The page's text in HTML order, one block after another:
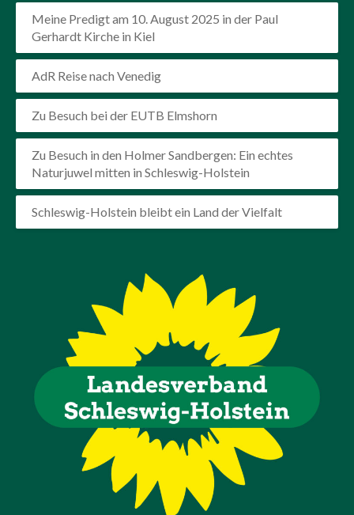
Meine Predigt am 10. August 2025 in der Paul
Gerhardt Kirche in Kiel
AdR Reise nach Venedig
Zu Besuch bei der EUTB Elmshorn
Zu Besuch in den Holmer Sandbergen: Ein echtes
Naturjuwel mitten in Schleswig-Holstein
Schleswig-Holstein bleibt ein Land der Vielfalt